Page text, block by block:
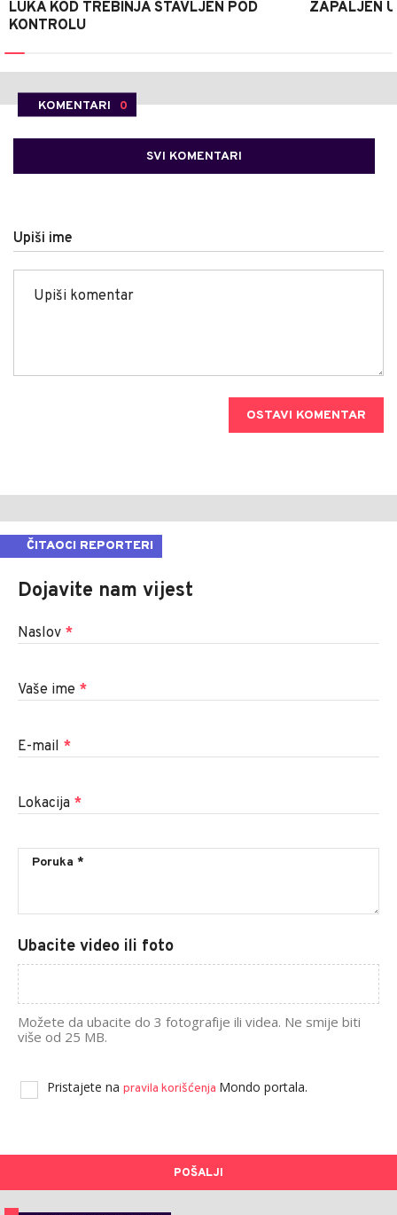
LUKA KOD TREBINJA STAVLJEN POD
KONTROLU
ZAPALJEN
KOMENTARI 0
SVI KOMENTARI
Upiši ime
OSTAVI KOMENTAR
ČITAOCI REPORTERI
Dojavite nam vijest
Naslov *
Vaše ime *
E-mail *
Lokacija *
Ubacite video ili foto
Možete da ubacite do 3 fotografije ili videa. Ne smije biti
više od 25 MB.
Pristajete na pravila korišćenja Mondo portala.
POŠALJI